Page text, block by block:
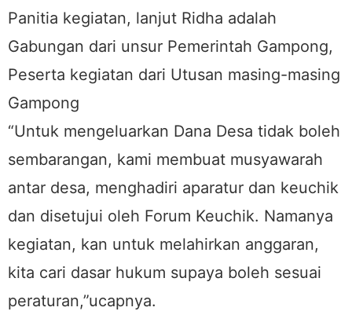
Panitia kegiatan, lanjut Ridha adalah
Gabungan dari unsur Pemerintah Gampong,
Peserta kegiatan dari Utusan masing-masing
Gampong
“Untuk mengeluarkan Dana Desa tidak boleh
sembarangan, kami membuat musyawarah
antar desa, menghadiri aparatur dan keuchik
dan disetujui oleh Forum Keuchik. Namanya
kegiatan, kan untuk melahirkan anggaran,
kita cari dasar hukum supaya boleh sesuai
peraturan,”ucapnya.